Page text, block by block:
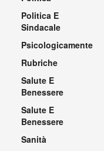
Politica E
Sindacale
Psicologicamente
Rubriche
Salute E
Benessere
Salute E
Benessere
Sanità